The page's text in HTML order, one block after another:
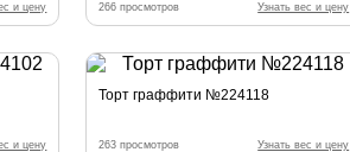
и цену 266 просмотров Узнать вес и цену
и цену
Торт граффити №224118
263 просмотров Узнать вес и цену